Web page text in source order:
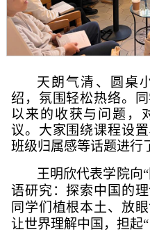
天朗气清、圆桌
绍，氛围轻松热络。
以来的收获与问题，
议。大家围绕课程设
班级归属感等话题进行
王明欣代表学院向“
语研究：探索中国的
同学们植根本土、放
让世界理解中国，担起“